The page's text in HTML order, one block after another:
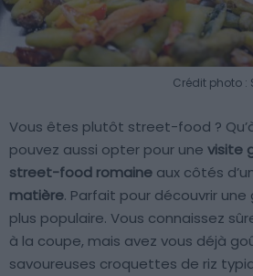
Crédit photo :
Vous êtes plutôt street-food ?
pouvez aussi opter pour une visite
street-food romaine aux côtés
matière. Parfait pour découvrir
plus populaire. Vous connaissez
à la coupe, mais avez vous déjà
savoureuses croquettes de riz